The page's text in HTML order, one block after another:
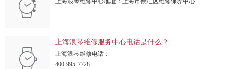
上海浪琴维修服务中心电话是什么？
上海浪琴维修电话：
400-995-7728